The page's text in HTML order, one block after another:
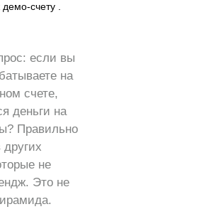
счету .
если вы
на
счете,
деньги на
Правильно
не
Это не
.